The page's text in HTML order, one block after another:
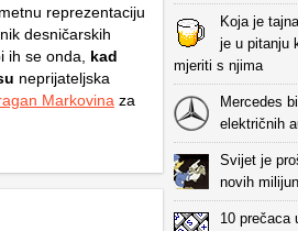
reprezentaciju
desničarskih
ih se onda, kad
neprijateljska
Markovina za
Koja je
je u pitanju
mjeriti s njima
Mercedes
električnih
Svijet je
novih
10 prečaca